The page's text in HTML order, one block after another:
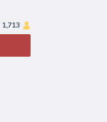
1,713